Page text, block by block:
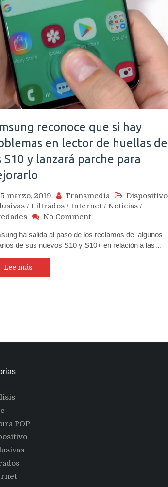
en
pantalla
y
Qualcomm
será
clave
para
llevarla
al
iPhone
reconoce que si hay
en lector de huellas de
S10 y lanzará parche para
marzo, 2019 Transmedia Dispositivo
/ Filtrados / Internet / Noticias /
No Commenton
reconoce
que
ha salida al paso de los reclamos de algunos
de sus nuevos S10 y S10+ en relación a las…
Lee más
POP